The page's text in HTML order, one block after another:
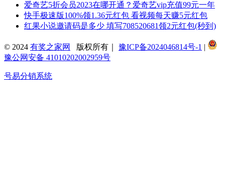
爱奇艺5折会员2023在哪开通？爱奇艺vip充值99元一年
快手极速版100%领1.36元红包 看视频每天赚5元红包
红果小说邀请码是多少 填写708520681领2元红包(秒到)
© 2024 有奖之家网 版权所有｜ 豫ICP备2024046814号-1 |
豫公网安备 41010202002959号
号易分销系统